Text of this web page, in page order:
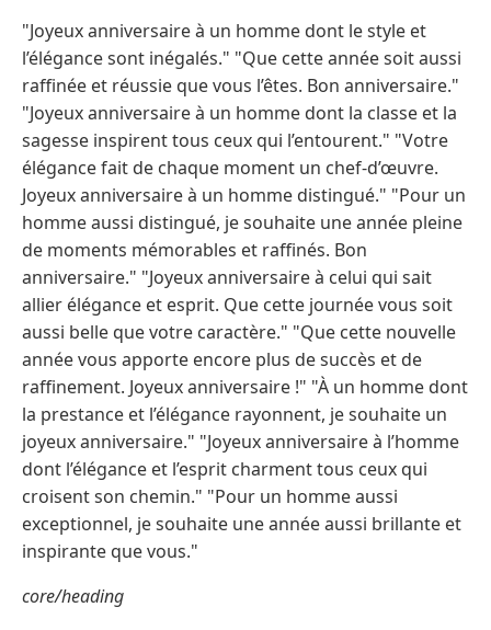
"Joyeux anniversaire à un homme dont le style et
l’élégance sont inégalés." "Que cette année soit aussi
raffinée et réussie que vous l’êtes. Bon anniversaire."
"Joyeux anniversaire à un homme dont la classe et la
sagesse inspirent tous ceux qui l’entourent." "Votre
élégance fait de chaque moment un chef-d’œuvre.
Joyeux anniversaire à un homme distingué." "Pour un
homme aussi distingué, je souhaite une année pleine
de moments mémorables et raffinés. Bon
anniversaire." "Joyeux anniversaire à celui qui sait
allier élégance et esprit. Que cette journée vous soit
aussi belle que votre caractère." "Que cette nouvelle
année vous apporte encore plus de succès et de
raffinement. Joyeux anniversaire !" "À un homme dont
la prestance et l’élégance rayonnent, je souhaite un
joyeux anniversaire." "Joyeux anniversaire à l’homme
dont l’élégance et l’esprit charment tous ceux qui
croisent son chemin." "Pour un homme aussi
exceptionnel, je souhaite une année aussi brillante et
inspirante que vous."
core/heading